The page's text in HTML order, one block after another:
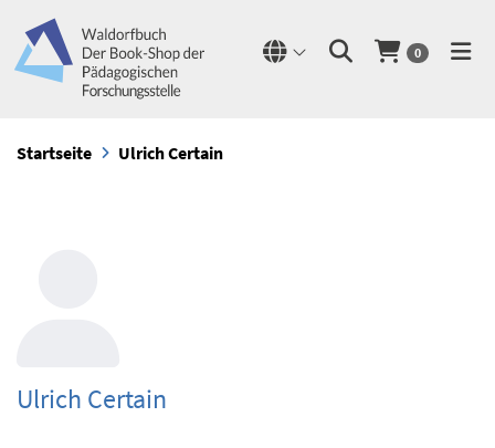
0
Startseite Ulrich Certain
Ulrich Certain